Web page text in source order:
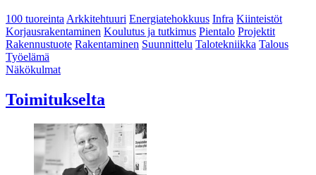
100 tuoreintaArkkitehtuuri Energiatehokkuus Infra Kiinteistöt
Korjausrakentaminen Koulutus ja tutkimus Pientalo Projektit
Rakennustuote Rakentaminen Suunnittelu Talotekniikka Talous
Työelämä
Näkökulmat
Toimitukselta